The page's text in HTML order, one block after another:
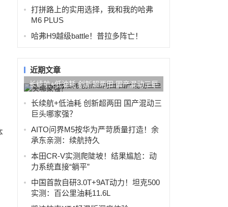
打拼路上的实用选择，我和我的哈弗
M6 PLUS
哈弗H9越级battle！普拉多阵亡！
近期文章
长续航+低油耗 创新超两田 国产混动三巨
头哪家强？
长续航+低油耗 创新超两田 国产混动三
巨头哪家强？
AITO问界M5按华为严苛质量打造！余
承东亲测：续航持久
本田CR-V实测爬陡坡！结果尴尬：动
力系统直接“躺平”
中国首款自研3.0T+9AT动力！坦克500
实测：百公里油耗11.6L